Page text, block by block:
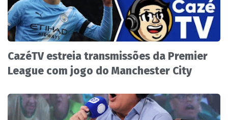
CazéTV estreia transmissões da Premier
League com jogo do Manchester City